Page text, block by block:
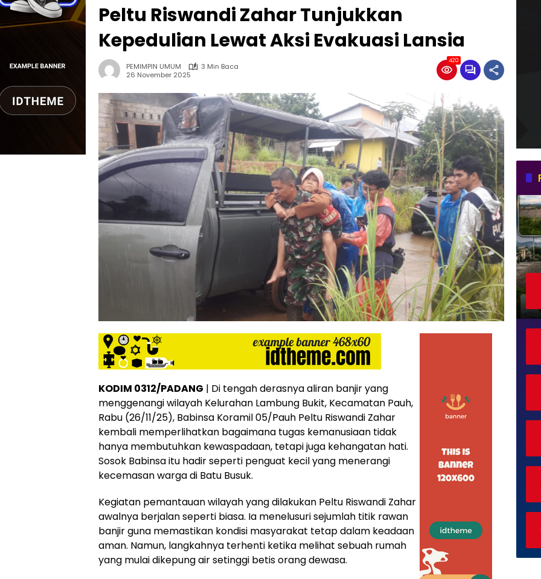
Peltu Riswandi Zahar Tunjukkan
Kepedulian Lewat Aksi Evakuasi Lansia
PEMIMPIN UMUM
3 Min Baca
26 November 2025
420
KODIM 0312/PADANG | Di tengah derasnya aliran banjir yang
menggenangi wilayah Kelurahan Lambung Bukit, Kecamatan Pauh,
Rabu (26/11/25), Babinsa Koramil 05/Pauh Peltu Riswandi Zahar
kembali memperlihatkan bagaimana tugas kemanusiaan tidak
hanya membutuhkan kewaspadaan, tetapi juga kehangatan hati.
Sosok Babinsa itu hadir seperti penguat kecil yang menerangi
kecemasan warga di Batu Busuk.
Kegiatan pemantauan wilayah yang dilakukan Peltu Riswandi Zahar
awalnya berjalan seperti biasa. Ia menelusuri sejumlah titik rawan
banjir guna memastikan kondisi masyarakat tetap dalam keadaan
aman. Namun, langkahnya terhenti ketika melihat sebuah rumah
yang mulai dikepung air setinggi betis orang dewasa.